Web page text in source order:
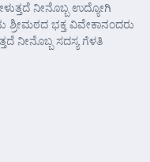
ನೀನೊಬ್ಬ ಉದ್ಯೋಗಿ
ಶ್ರೀಮಠದ ಭಕ್ತ ವಿವೇಕಾನಂದರು
ನೀನೊಬ್ಬ ಸದಸ್ಯ ಗೆಳತಿ